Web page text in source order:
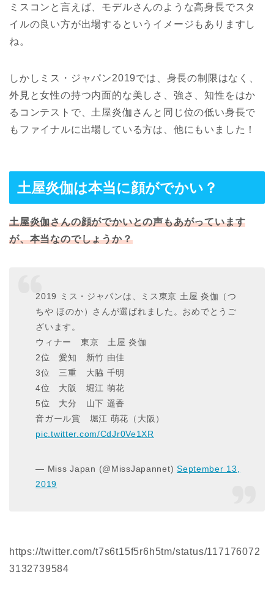
ミスコンと言えば、モデルさんのような高身長でスタ
イルの良い方が出場するというイメージもありますし
ね。
しかしミス・ジャパン2019では、身長の制限はなく、
外見と女性の持つ内面的な美しさ、強さ、知性をはか
るコンテストで、土屋炎伽さんと同じ位の低い身長で
もファイナルに出場している方は、他にもいました！
土屋炎伽は本当に顔がでかい？
土屋炎伽さんの顔がでかいとの声もあがっています
が、本当なのでしょうか？
2019 ミス・ジャパンは、ミス東京 土屋 炎伽（つ
ちや ほのか）さんが選ばれました。おめでとうご
ざいます。
ウィナー 東京 土屋 炎伽
2位 愛知 新竹 由佳
3位 三重 大脇 千明
4位 大阪 堀江 萌花
5位 大分 山下 遥香
音ガール賞 堀江 萌花（大阪）
pic.twitter.com/CdJr0Ve1XR
— Miss Japan (@MissJapannet)September 13,
2019
https://twitter.com/t7s6t15f5r6h5tm/status/117176072
3132739584